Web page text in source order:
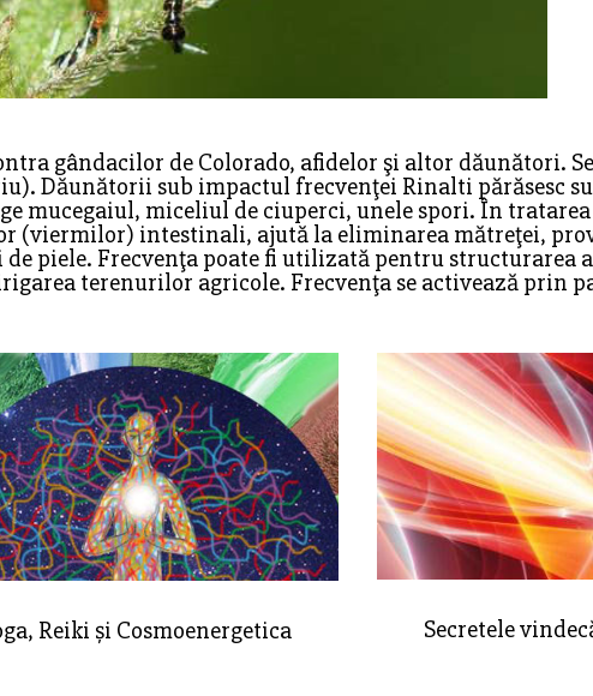
gândacilor de Colorado, afidelor şi altor dăunători. Se
Dăunătorii sub impactul frecvenţei Rinalti părăsesc
mucegaiul, miceliul de ciuperci, unele spori. În
(viermilor) intestinali, ajută la eliminarea mătreţei,
piele. Frecvenţa poate fi utilizată pentru structurarea
terenurilor agricole. Frecvenţa se activează prin
Reiki și Cosmoenergetica Secretele